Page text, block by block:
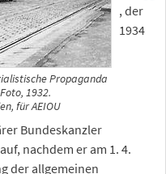
Propaganda
1932.
für AEIOU
, der
1934
Bundeskanzler
nachdem er am 1. 4.
der allgemeinen